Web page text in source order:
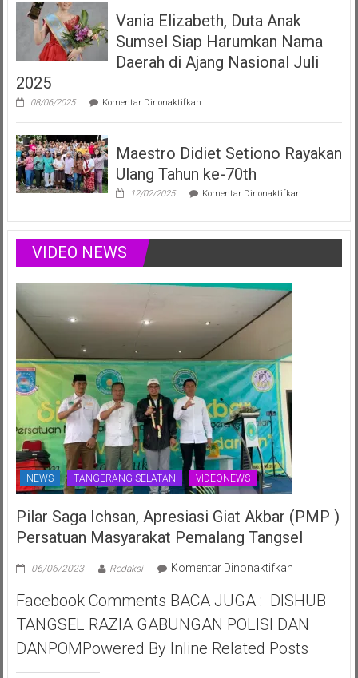
Duta
Anak
Sumsel
Menginspirasi
Modelling
Positif
Vania Elizabeth, Duta Anak
Sumsel Siap Harumkan Nama
Daerah di Ajang Nasional Juli
2025
08/06/2025 Komentar Dinonaktifkanpada
Elizabeth,
Anak
Sumsel
Siap
Harumkan
Ajang
Juli
Maestro Didiet Setiono Rayakan
Ulang Tahun ke-70th
12/02/2025 Komentar Dinonaktifkanpada
Setiono
Rayakan
Tahun
VIDEO NEWS
NEWS TANGERANG SELATAN VIDEONEWS
Pilar Saga Ichsan, Apresiasi Giat Akbar (PMP )
Persatuan Masyarakat Pemalang Tangsel
06/06/2023 Redaksi Komentar Dinonaktifkanpada
Saga
Ichsan,
Apresiasi
Giat
Facebook Comments BACA JUGA : DISHUB
TANGSEL RAZIA GABUNGAN POLISI DAN
DANPOMPowered By Inline Related Posts